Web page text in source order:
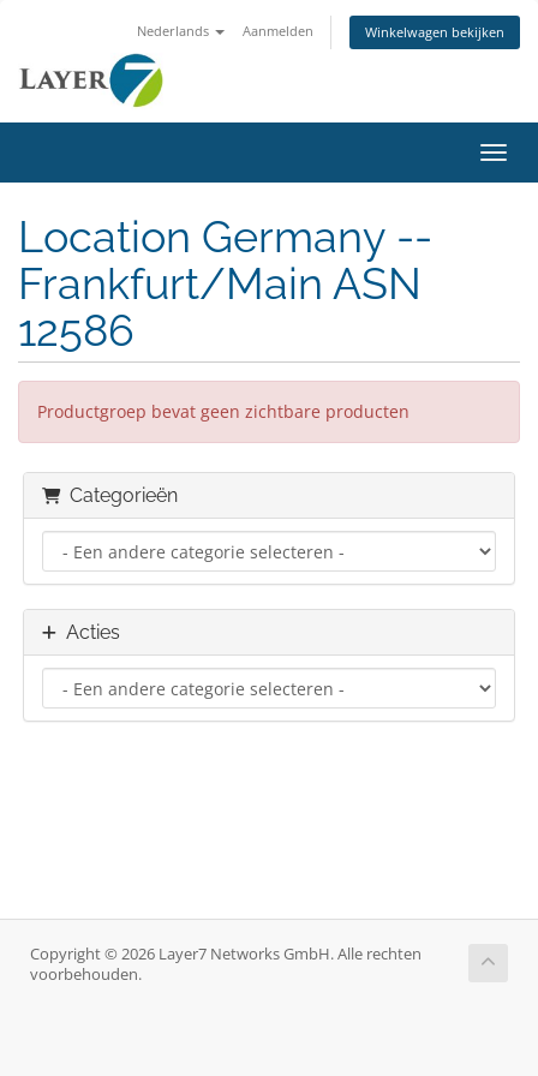
Nederlands Aanmelden Winkelwagen bekijken
Location Germany --
Frankfurt/Main ASN
12586
Productgroep bevat geen zichtbare producten
Categorieën
Acties
Copyright © 2026 Layer7 Networks GmbH. Alle rechten
voorbehouden.